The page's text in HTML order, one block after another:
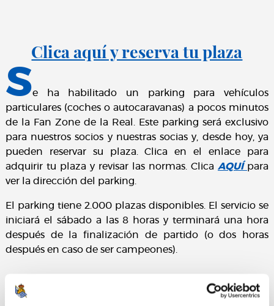
Clica aquí y reserva tu plaza
Se ha habilitado un parking para vehículos
particulares (coches o autocaravanas) a pocos minutos
de la Fan Zone de la Real. Este parking será exclusivo
para nuestros socios y nuestras socias y, desde hoy, ya
pueden reservar su plaza. Clica en el enlace para
adquirir tu plaza y revisar las normas. ClicaAQUÍ para
ver la dirección del parking.
El parking tiene 2.000 plazas disponibles. El servicio se
iniciará el sábado a las 8 horas y terminará una hora
después de la finalización de partido (o dos horas
después en caso de ser campeones).